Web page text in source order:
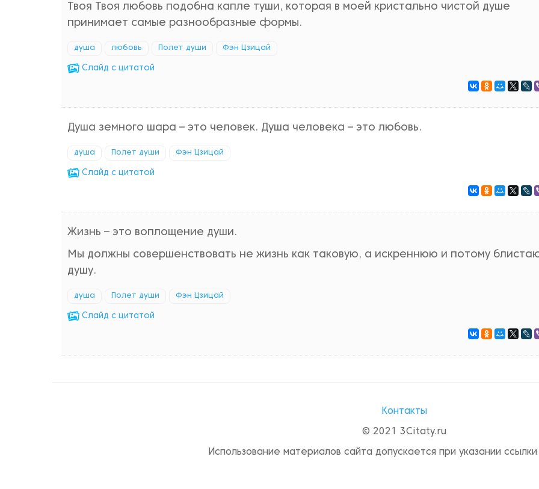
Твоя Твоя любовь подобна капле туши, которая в моей кристально чистой душе
принимает самые разнообразные формы.
душа любовь Полет души Фэн Цзицай
Cлайд с цитатой
Душа земного шара – это человек. Душа человека – это любовь.
душа Полет души Фэн Цзицай
Cлайд с цитатой
Жизнь – это воплощение души.
Мы должны совершенствовать не жизнь как таковую, а искреннюю и потому
душу.
душа Полет души Фэн Цзицай
Cлайд с цитатой
Контакты
© 2021 3Citaty.ru
Использование материалов сайта допускается при указании ссылки